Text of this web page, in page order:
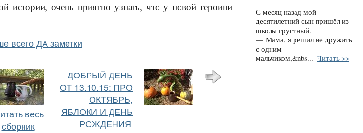
истории, очень приятно узнать, что у новой героини
всего ДА заметки
весь
сборник
ДОБРЫЙ ДЕНЬ
ОТ 13.10.15: ПРО
ОКТЯБРЬ,
ЯБЛОКИ И ДЕНЬ
РОЖДЕНИЯ
С месяц назад мой
десятилетний сын пришёл из
школы грустный.
— Мама, я решил не дружить
с одним
мальчиком,&nbs... Читать >>